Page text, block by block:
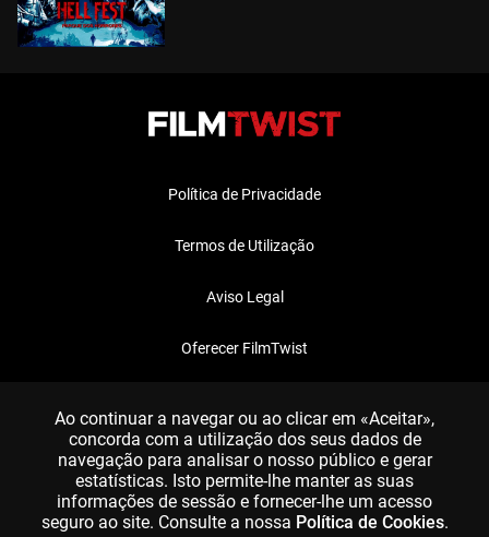
Política de Privacidade
Termos de Utilização
Aviso Legal
Oferecer FilmTwist
Ao continuar a navegar ou ao clicar em «Aceitar»,
concorda com a utilização dos seus dados de
navegação para analisar o nosso público e gerar
estatísticas. Isto permite-lhe manter as suas
informações de sessão e fornecer-lhe um acesso
seguro ao site. Consulte a nossa Política de Cookies.